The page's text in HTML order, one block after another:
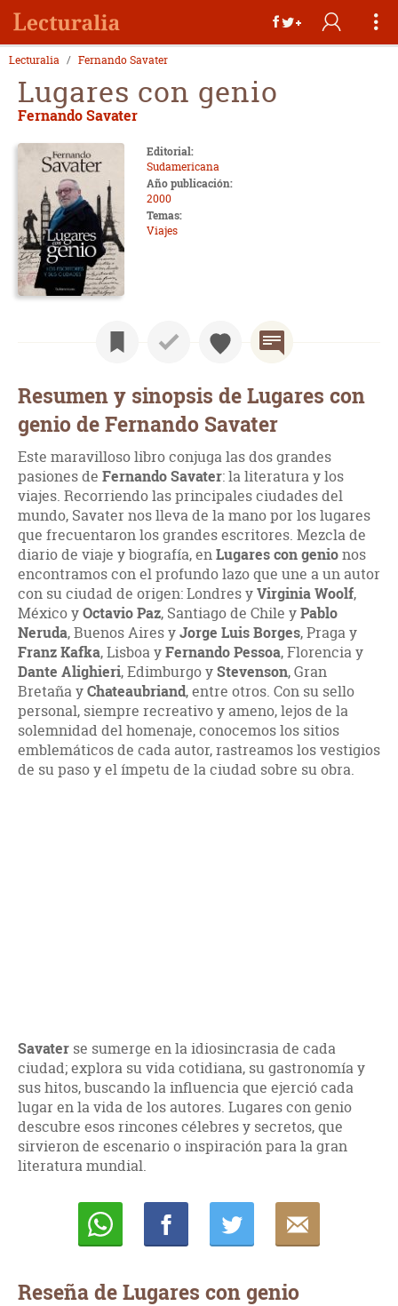
Lecturalia Fernando Savater
Lugares con genio
Fernando Savater
Editorial:
Sudamericana
Año publicación:
2000
Temas:
Viajes
Resumen y sinopsis de Lugares con
genio de Fernando Savater
Este maravilloso libro conjuga las dos grandes
pasiones de Fernando Savater: la literatura y los
viajes. Recorriendo las principales ciudades del
mundo, Savater nos lleva de la mano por los lugares
que frecuentaron los grandes escritores. Mezcla de
diario de viaje y biografía, enLugares con genionos
encontramos con el profundo lazo que une a un autor
con su ciudad de origen: Londres yVirginia Woolf,
México yOctavio Paz, Santiago de Chile yPablo
Neruda, Buenos Aires yJorge Luis Borges, Praga y
Franz Kafka, Lisboa yFernando Pessoa, Florencia y
Dante Alighieri, Edimburgo yStevenson, Gran
Bretaña yChateaubriand, entre otros. Con su sello
personal, siempre recreativo y ameno, lejos de la
solemnidad del homenaje, conocemos los sitios
emblemáticos de cada autor, rastreamos los vestigios
de su paso y el ímpetu de la ciudad sobre su obra.
Savater se sumerge en la idiosincrasia de cada
ciudad; explora su vida cotidiana, su gastronomía y
sus hitos, buscando la influencia que ejerció cada
lugar en la vida de los autores. Lugares con genio
descubre esos rincones célebres y secretos, que
sirvieron de escenario o inspiración para la gran
literatura mundial.
Reseña de Lugares con genio